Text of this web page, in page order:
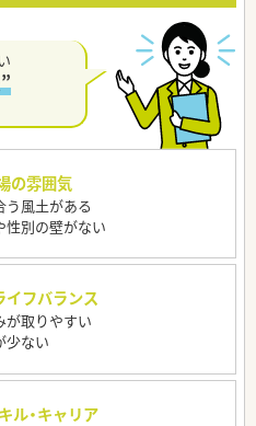
の雰囲気
う風土がある
性別の壁がない
イフバランス
が取りやすい
少ない
ル・キャリア